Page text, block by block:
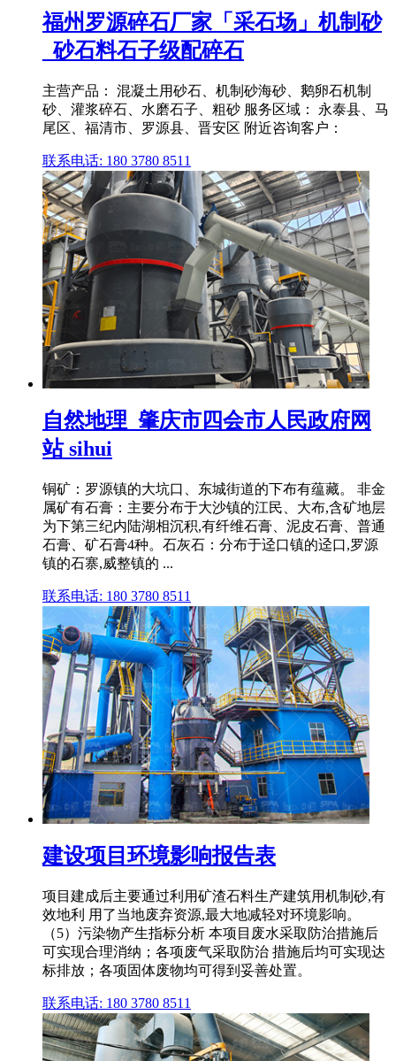
福州罗源碎石厂家「采石场」机制砂
_砂石料石子级配碎石
主营产品： 混凝土用砂石、机制砂海砂、鹅卵石机制
砂、灌浆碎石、水磨石子、粗砂 服务区域： 永泰县、马
尾区、福清市、罗源县、晋安区 附近咨询客户：
联系电话: 180 3780 8511
自然地理_肇庆市四会市人民政府网
站 sihui
铜矿：罗源镇的大坑口、东城街道的下布有蕴藏。 非金
属矿有石膏：主要分布于大沙镇的江民、大布,含矿地层
为下第三纪内陆湖相沉积,有纤维石膏、泥皮石膏、普通
石膏、矿石膏4种。石灰石：分布于迳口镇的迳口,罗源
镇的石寨,威整镇的 ...
联系电话: 180 3780 8511
建设项目环境影响报告表
项目建成后主要通过利用矿渣石料生产建筑用机制砂,有
效地利 用了当地废弃资源,最大地减轻对环境影响。
（5）污染物产生指标分析 本项目废水采取防治措施后
可实现合理消纳；各项废气采取防治 措施后均可实现达
标排放；各项固体废物均可得到妥善处置。
联系电话: 180 3780 8511